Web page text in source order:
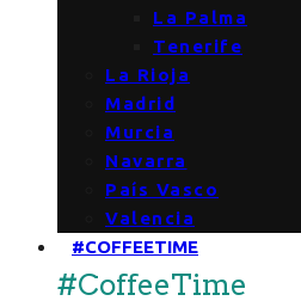
La Palma
Tenerife
La Rioja
Madrid
Murcia
Navarra
País Vasco
Valencia
#COFFEETIME
#CoffeeTime